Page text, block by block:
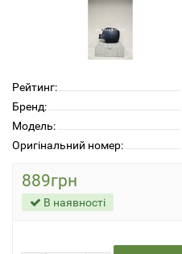
Рейтинг:
Бренд:
Модель:
Оригінальний номер:
889грн
В наявності